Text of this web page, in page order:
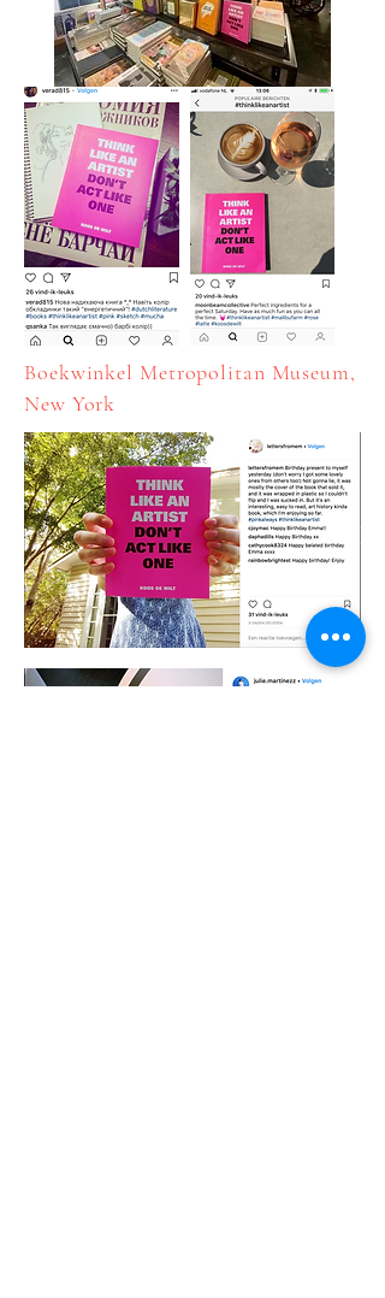
Boekwinkel Metropolitan Museum,
New York